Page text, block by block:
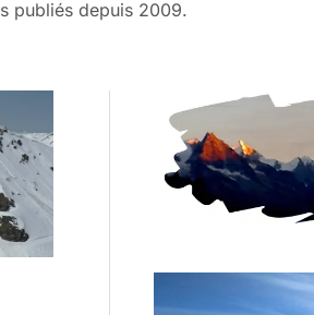
publiés depuis 2009.